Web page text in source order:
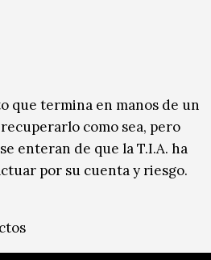
que termina en manos de un
como sea, pero
enteran de que la T.I.A. ha
por su cuenta y riesgo.